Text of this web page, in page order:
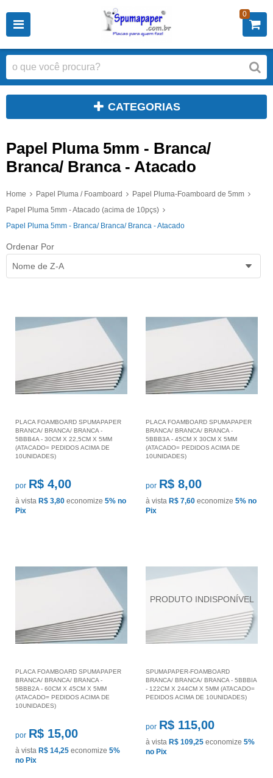
0
CATEGORIAS
Papel Pluma 5mm - Branca/
Branca/ Branca - Atacado
Home Papel Pluma / Foamboard
Papel Pluma-Foamboard de 5mm
Papel Pluma 5mm - Atacado (acima de 10pçs)
Papel Pluma 5mm - Branca/ Branca/ Branca - Atacado
Ordenar Por
Nome de Z-A
PLACA FOAMBOARD SPUMAPAPER
BRANCA/ BRANCA/ BRANCA -
5BBB4A - 30CM X 22,5CM X 5MM
(ATACADO= PEDIDOS ACIMA DE
10UNIDADES)
por R$ 4,00
à vista R$ 3,80 economize 5% no
Pix
PLACA FOAMBOARD SPUMAPAPER
BRANCA/ BRANCA/ BRANCA -
5BBB3A - 45CM X 30CM X 5MM
(ATACADO= PEDIDOS ACIMA DE
10UNIDADES)
por R$ 8,00
à vista R$ 7,60 economize 5% no
Pix
PLACA FOAMBOARD SPUMAPAPER
BRANCA/ BRANCA/ BRANCA -
5BBB2A - 60CM X 45CM X 5MM
(ATACADO= PEDIDOS ACIMA DE
10UNIDADES)
por R$ 15,00
à vista R$ 14,25 economize 5%
no Pix
SPUMAPAPER-FOAMBOARD
BRANCA/ BRANCA/ BRANCA - 5BBBIA
- 122CM X 244CM X 5MM (ATACADO=
PEDIDOS ACIMA DE 10UNIDADES)
por R$ 115,00
à vista R$ 109,25 economize 5%
no Pix